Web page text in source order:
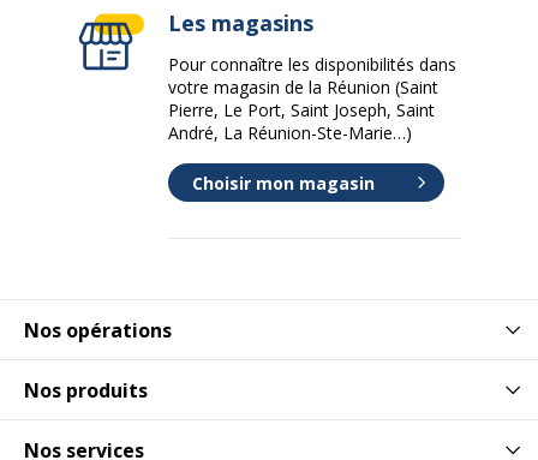
Nos opérations
Nos produits
Nos services
Les magasins
Pour connaître les disponibilités dans
votre magasin de la Réunion (Saint
Pierre, Le Port, Saint Joseph, Saint
André, La Réunion-Ste-Marie…)
Choisir mon magasin